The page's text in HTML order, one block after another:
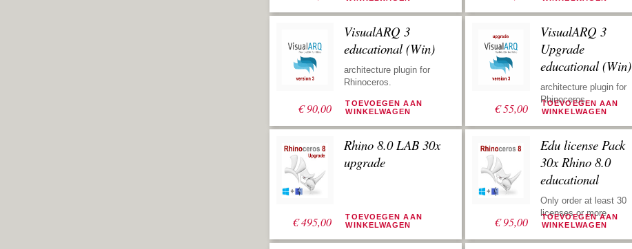
€90,00
VisualARQ 3
educational (Win)
architecture plugin for
Rhinoceros.
TOEVOEGEN AAN
WINKELWAGEN
€55,00
VisualARQ 3
Upgrade
educational (Win)
architecture plugin for
Rhinoceros.
TOEVOEGEN AAN
WINKELWAGEN
€495,00
Rhino 8.0 LAB 30x
upgrade
TOEVOEGEN AAN
WINKELWAGEN
€95,00
Edu license Pack
30x Rhino 8.0
educational
Only order at least 30
licenses or more
TOEVOEGEN AAN
WINKELWAGEN